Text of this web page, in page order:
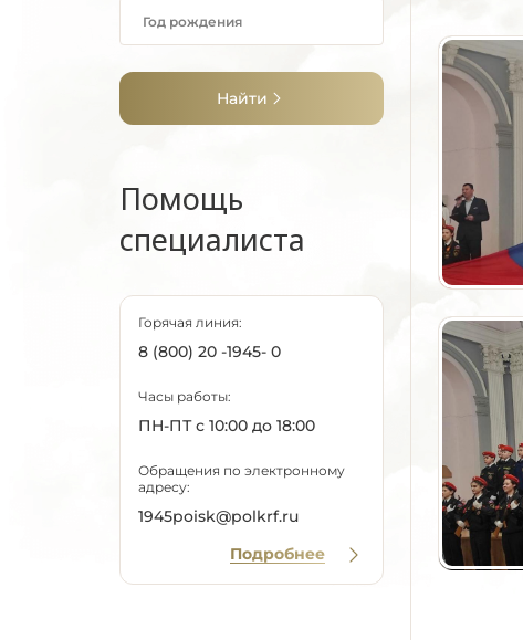
Найти
Помощь
специалиста
Горячая линия:
8 (800) 20 -1945- 0
Часы работы:
ПН-ПТ с 10:00 до 18:00
Обращения по электронному
адресу:
1945poisk@polkrf.ru
Подробнее